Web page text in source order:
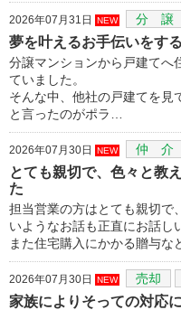
2026年07月31日 NEW 分 譲
夢を叶えるお手伝いをす
分譲マンションから戸建てへ
ていました。
そんな中、他社の戸建てを見
と言ったのがポラ…
2026年07月30日 NEW 仲 介
とても親切で、色々と教
た
担当営業の方はとても親切で
いようなお話も正直にお話し
また住宅購入にかかる贈与な
2026年07月30日 NEW 売却
家族によりそっての対応